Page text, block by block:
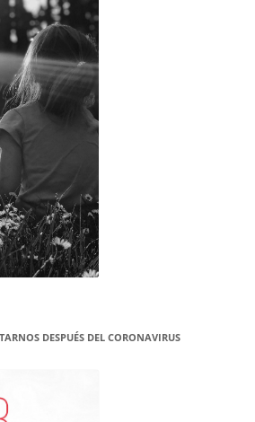
DESPUÉS DEL CORONAVIRUS